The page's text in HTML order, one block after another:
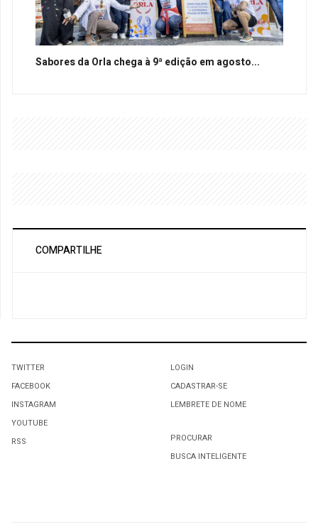
Sabores da Orla chega à 9ª edição em agosto...
COMPARTILHE
TWITTER
FACEBOOK
INSTAGRAM
YOUTUBE
RSS
LOGIN
CADASTRAR-SE
LEMBRETE DE NOME
PROCURAR
BUSCA INTELIGENTE